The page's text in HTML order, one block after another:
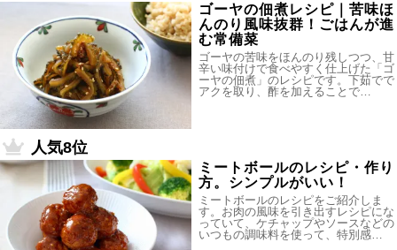
ゴーヤの佃煮レシピ｜苦味ほ
んのり風味抜群！ごはんが進
む常備菜
ゴーヤの苦味をほんのり残しつつ、甘
辛い味付けで食べやすく仕上げた「ゴ
ーヤの佃煮」のレシピです。下茹でで
アクを取り、酢を加えることで…
人気8位
ミートボールのレシピ・作り
方。シンプルがいい！
ミートボールのレシピをご紹介しま
す。お肉の風味を引き出すレシピにな
っていて、ケチャップやソースなどの
いつもの調味料を使って、特別感…